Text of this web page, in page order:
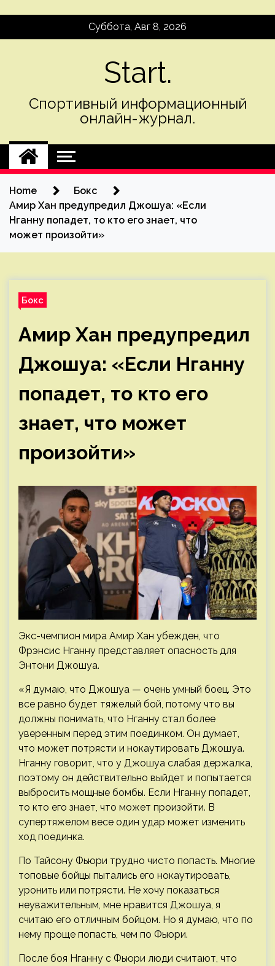
Суббота, Авг 8, 2026
Start.
Спортивный информационный
онлайн-журнал.
Home
Бокс
Амир Хан предупредил Джошуа: «Если
Нганну попадет, то кто его знает, что
может произойти»
Бокс
Амир Хан предупредил
Джошуа: «Если Нганну
попадет, то кто его
знает, что может
произойти»
Экс-чемпион мира Амир Хан убежден, что
Фрэнсис Нганну представляет опасность для
Энтони Джошуа.
«Я думаю, что Джошуа — очень умный боец. Это
все равно будет тяжелый бой, потому что вы
должны понимать, что Нганну стал более
уверенным перед этим поединком. Он думает,
что может потрясти и нокаутировать Джошуа.
Нганну говорит, что у Джошуа слабая держалка,
поэтому он действительно выйдет и попытается
выбросить мощные бомбы. Если Нганну попадет,
то кто его знает, что может произойти. В
супертяжелом весе один удар может изменить
ход поединка.
По Тайсону Фьюри трудно чисто попасть. Многие
топовые бойцы пытались его нокаутировать,
уронить или потрясти. Не хочу показаться
неуважительным, мне нравится Джошуа, я
считаю его отличным бойцом. Но я думаю, что по
нему проще попасть, чем по Фьюри.
После боя Нганну с Фьюри люди считают, что